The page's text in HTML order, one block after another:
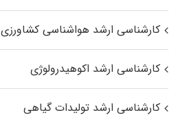
کارشناسی ارشد هواشناسی کشاورزی
کارشناسی ارشد اکوهیدرولوژی
کارشناسی ارشد تولیدات گیاهی